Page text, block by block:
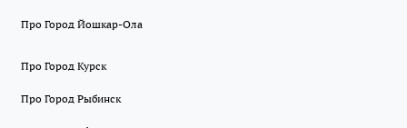
Про Город Йошкар-Ола
Про Город Курск
Про Город Рыбинск